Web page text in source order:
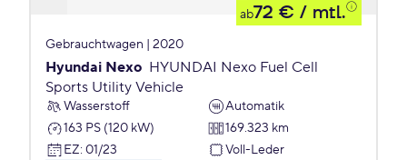
ab72 € / mtl.
Gebrauchtwagen | 2020
Hyundai Nexo HYUNDAI Nexo Fuel Cell
Sports Utility Vehicle
Wasserstoff
Automatik
163 PS (120 kW)
169.323 km
EZ: 01/23 Voll-Leder